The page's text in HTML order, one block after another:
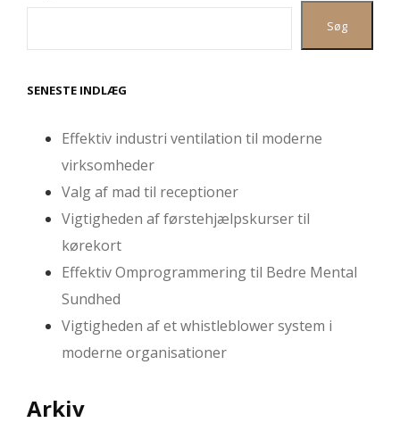
Søg
SENESTE INDLÆG
Effektiv industri ventilation til moderne
virksomheder
Valg af mad til receptioner
Vigtigheden af førstehjælpskurser til
kørekort
Effektiv Omprogrammering til Bedre Mental
Sundhed
Vigtigheden af et whistleblower system i
moderne organisationer
Arkiv